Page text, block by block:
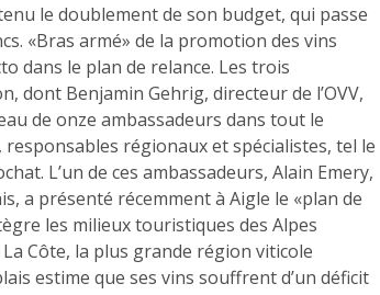
le doublement de son budget, qui passe
«Bras armé» de la promotion des vins
dans le plan de relance. Les trois
dont Benjamin Gehrig, directeur de l’OVV,
de onze ambassadeurs dans tout le
régionaux et spécialistes, tel le
L’un de ces ambassadeurs, Alain Emery,
a présenté récemment à Aigle le «plan de
les milieux touristiques des Alpes
Côte, la plus grande région viticole
estime que ses vins souffrent d’un déficit